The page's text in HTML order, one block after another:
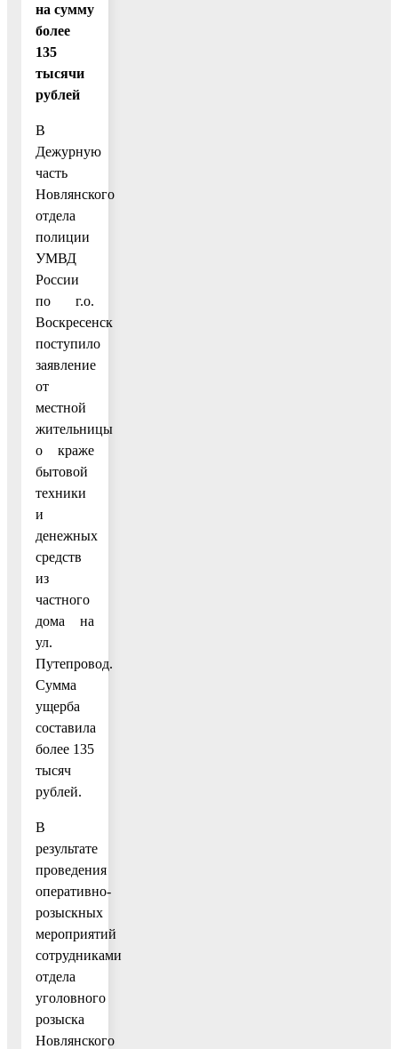
на сумму
более
135
тысячи
рублей
В
Дежурную
часть
Новлянского
отдела
полиции
УМВД
России
по г.о.
Воскресенск
поступило
заявление
от
местной
жительницы
о краже
бытовой
техники
и
денежных
средств
из
частного
дома на
ул.
Путепровод.
Сумма
ущерба
составила
более 135
тысяч
рублей.
В
результате
проведения
оперативно-
розыскных
мероприятий
сотрудниками
отдела
уголовного
розыска
Новлянского